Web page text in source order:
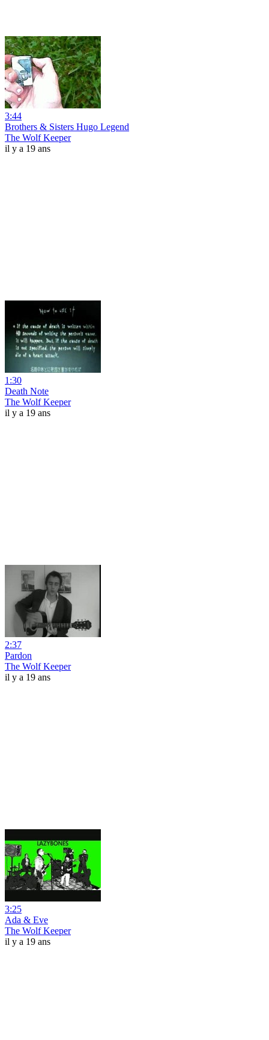
3:44
Brothers & Sisters Hugo Legend
The Wolf Keeper
il y a 19 ans
1:30
Death Note
The Wolf Keeper
il y a 19 ans
2:37
Pardon
The Wolf Keeper
il y a 19 ans
3:25
Ada & Eve
The Wolf Keeper
il y a 19 ans